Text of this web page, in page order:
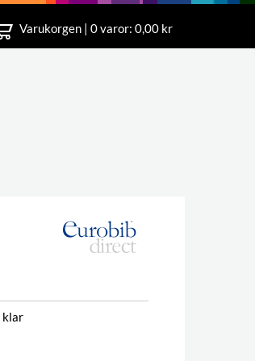
Varukorgen | 0varor: 0,00 kr
klar